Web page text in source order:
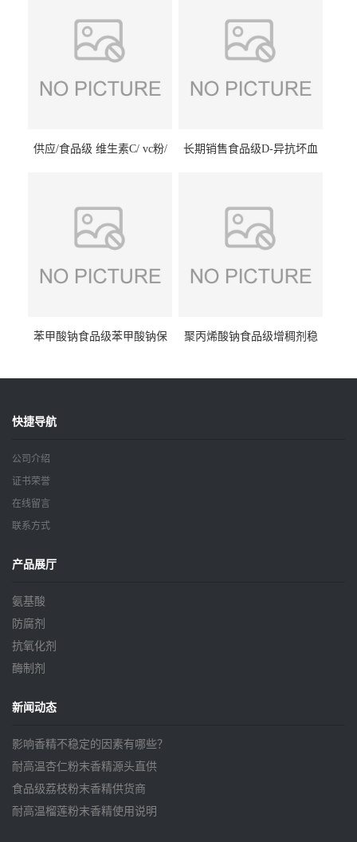
供应/食品级 维生素C/ vc粉/
长期销售食品级D-异抗坏血
苯甲酸钠食品级苯甲酸钠保
聚丙烯酸钠食品级增稠剂稳
快捷导航
公司介绍
证书荣誉
在线留言
联系方式
产品展厅
氨基酸
防腐剂
抗氧化剂
酶制剂
新闻动态
影响香精不稳定的因素有哪些？
耐高温杏仁粉末香精源头直供
食品级荔枝粉末香精供货商
耐高温榴莲粉末香精使用说明